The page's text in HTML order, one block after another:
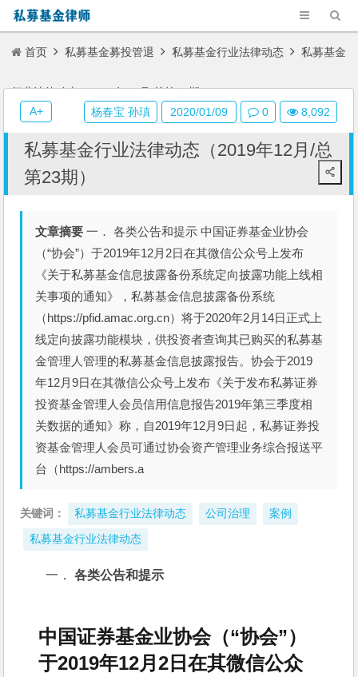
首页 私募基金募投管退 私募基金行业法律动态 私募基金
行业法律动态（2019年12月/总第23期）
私募基金行业法律动态（2019年12月/总
第23期）
文章摘要 一． 各类公告和提示 中国证券基金业协会
（“协会”）于2019年12月2日在其微信公众号上发布
《关于私募基金信息披露备份系统定向披露功能上线相
关事项的通知》，私募基金信息披露备份系统
（https://pfid.amac.org.cn）将于2020年2月14日正式上
线定向披露功能模块，供投资者查询其已购买的私募基
金管理人管理的私募基金信息披露报告。协会于2019
年12月9日在其微信公众号上发布《关于发布私募证券
投资基金管理人会员信用信息报告2019年第三季度相
关数据的通知》称，自2019年12月9日起，私募证券投
资基金管理人会员可通过协会资产管理业务综合报送平
台（https://ambers.a
关键词： 私募基金行业法律动态 公司治理 案例
私募基金行业法律动态
一． 各类公告和提示
中国证券基金业协会（“协会”）
于2019年12月2日在其微信公众
杨春宝 孙瑱 2020/01/09 0 8,092
A+